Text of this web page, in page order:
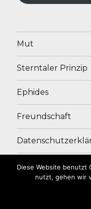
Mut
Sterntaler Prinzip
Ephides
Freundschaft
Impressum
Stolz
Diese Website benutzt
nutzt, gehen wir